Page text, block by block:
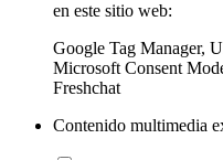
en este sitio web:
Google Tag Manager,
Microsoft Consent
Freshchat
Contenido multimedia